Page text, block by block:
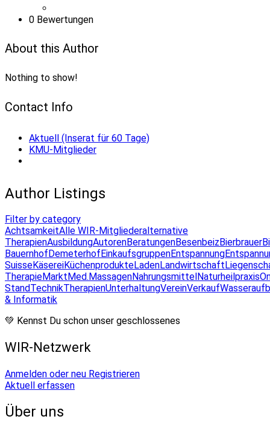
0 Bewertungen
About this Author
Nothing to show!
Contact Info
Aktuell (Inserat für 60 Tage)
KMU-Mitglieder
Author Listings
Filter by category
AchtsamkeitAlle WIR-Mitgliederalternative
TherapienAusbildungAutorenBeratungenBesenbeiz Bierbrauer
Bauernhof Demeterhof EinkaufsgruppenEntspannung
SuisseKäsereiKüchenprodukteLadenLandwirtschaft
TherapieMarkt Med.MassagenNahrungsmittel Naturheilpraxis
StandTechnikTherapienUnterhaltungVereinVerkauf
& Informatik
💚 Kennst Du schon unser geschlossenes
WIR-Netzwerk
Anmelden oder neu Registrieren
Aktuell erfassen
Über uns